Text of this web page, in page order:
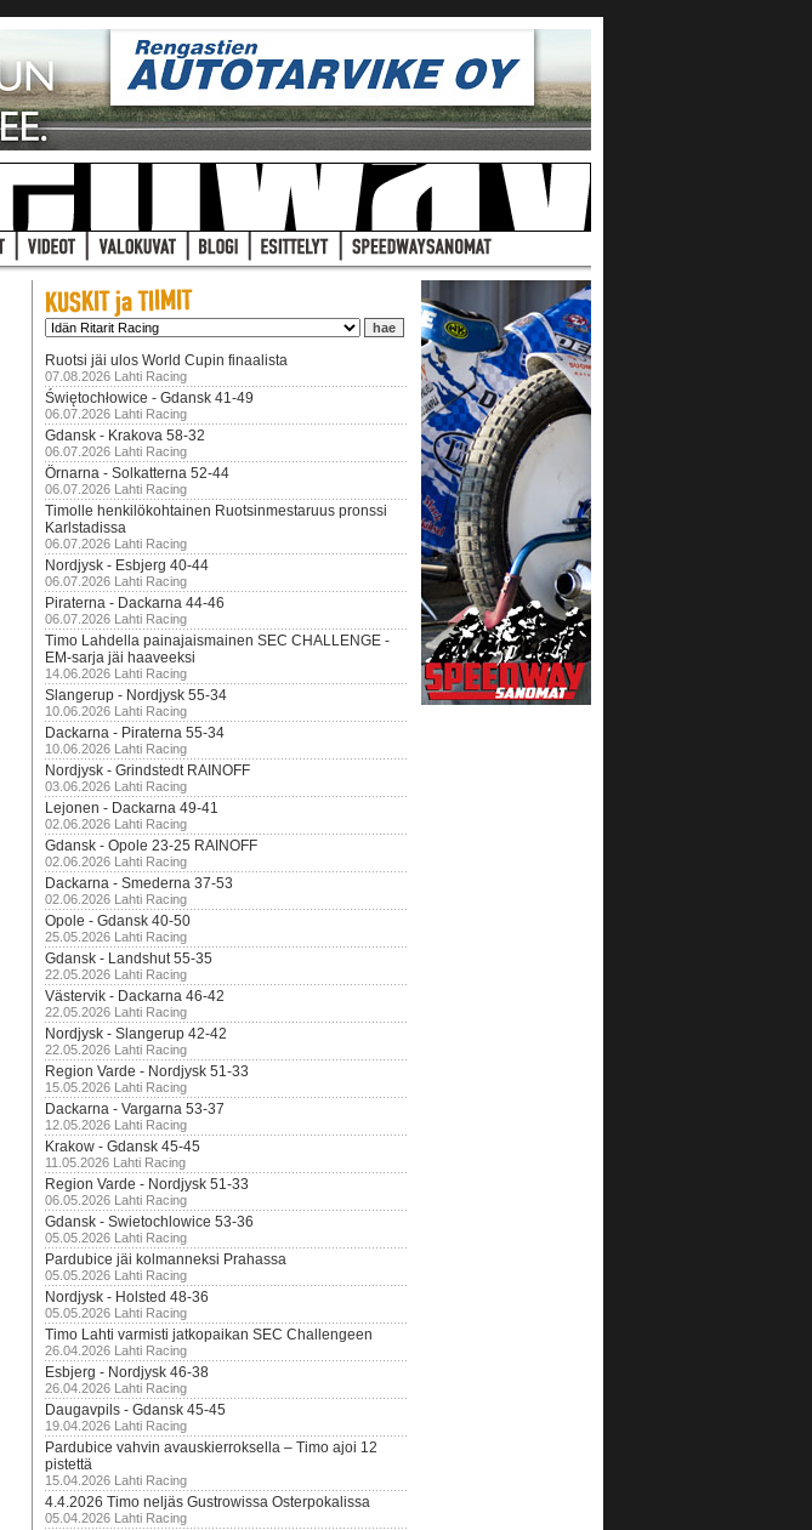
Ruotsi jäi ulos World Cupin finaalista
07.08.2026 Lahti Racing
Świętochłowice - Gdansk 41-49
06.07.2026 Lahti Racing
Gdansk - Krakova 58-32
06.07.2026 Lahti Racing
Örnarna - Solkatterna 52-44
06.07.2026 Lahti Racing
Timolle henkilökohtainen Ruotsinmestaruus pronssi
Karlstadissa
06.07.2026 Lahti Racing
Nordjysk - Esbjerg 40-44
06.07.2026 Lahti Racing
Piraterna - Dackarna 44-46
06.07.2026 Lahti Racing
Timo Lahdella painajaismainen SEC CHALLENGE -
EM-sarja jäi haaveeksi
14.06.2026 Lahti Racing
Slangerup - Nordjysk 55-34
10.06.2026 Lahti Racing
Dackarna - Piraterna 55-34
10.06.2026 Lahti Racing
Nordjysk - Grindstedt RAINOFF
03.06.2026 Lahti Racing
Lejonen - Dackarna 49-41
02.06.2026 Lahti Racing
Gdansk - Opole 23-25 RAINOFF
02.06.2026 Lahti Racing
Dackarna - Smederna 37-53
02.06.2026 Lahti Racing
Opole - Gdansk 40-50
25.05.2026 Lahti Racing
Gdansk - Landshut 55-35
22.05.2026 Lahti Racing
Västervik - Dackarna 46-42
22.05.2026 Lahti Racing
Nordjysk - Slangerup 42-42
22.05.2026 Lahti Racing
Region Varde - Nordjysk 51-33
15.05.2026 Lahti Racing
Dackarna - Vargarna 53-37
12.05.2026 Lahti Racing
Krakow - Gdansk 45-45
11.05.2026 Lahti Racing
Region Varde - Nordjysk 51-33
06.05.2026 Lahti Racing
Gdansk - Swietochlowice 53-36
05.05.2026 Lahti Racing
Pardubice jäi kolmanneksi Prahassa
05.05.2026 Lahti Racing
Nordjysk - Holsted 48-36
05.05.2026 Lahti Racing
Timo Lahti varmisti jatkopaikan SEC Challengeen
26.04.2026 Lahti Racing
Esbjerg - Nordjysk 46-38
26.04.2026 Lahti Racing
Daugavpils - Gdansk 45-45
19.04.2026 Lahti Racing
Pardubice vahvin avauskierroksella – Timo ajoi 12
pistettä
15.04.2026 Lahti Racing
4.4.2026 Timo neljäs Gustrowissa Osterpokalissa
05.04.2026 Lahti Racing